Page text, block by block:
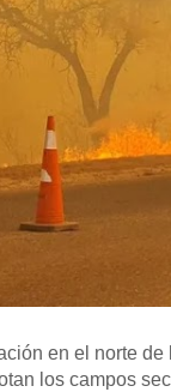
en el norte
los campos